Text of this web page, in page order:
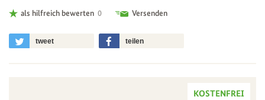
als hilfreich bewerten 0 Versenden
tweet teilen
KOSTENFREI